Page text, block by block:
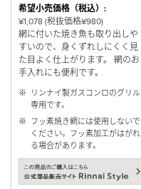
希望小売価格（税込）:
¥1,078 (税抜価格¥980)
網に付いた焼き魚も取り出しや
すいので、身くずれしにくく見
た目よく仕上がります。 網のお
手入れにも便利です。
※ リンナイ製ガスコンロのグリル
専用です。
※ フッ素焼き網には使用しないで
ください。フッ素加工がはがれ
る場合があります。